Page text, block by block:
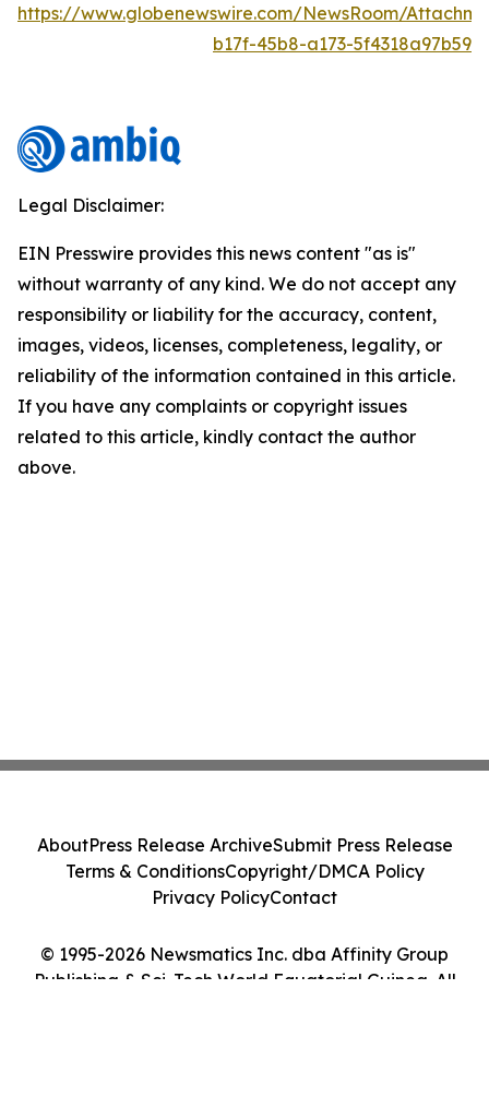
https://www.globenewswire.com/NewsRoom/
b17f-45b8-a173-5f4318a97b59
Legal Disclaimer:
EIN Presswire provides this news content "as is"
without warranty of any kind. We do not accept any
responsibility or liability for the accuracy, content,
images, videos, licenses, completeness, legality, or
reliability of the information contained in this article.
If you have any complaints or copyright issues
related to this article, kindly contact the author
above.
© 1995-2026 Newsmatics Inc. dba Affinity Group
Publishing & Sci-Tech World Equatorial Guinea. All
AboutPress Release ArchiveSubmit Press Release
Terms & ConditionsCopyright/DMCA Policy
Privacy PolicyContact